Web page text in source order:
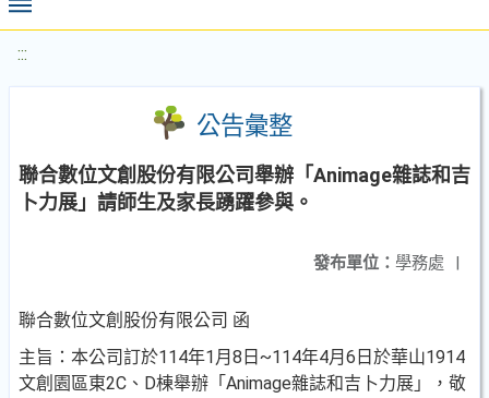
:::
公告彙整
聯合數位文創股份有限公司舉辦「Animage雜誌和吉
卜力展」請師生及家長踴躍參與。
發布單位： 學務處 |
聯合數位文創股份有限公司 函
主旨：本公司訂於114年1月8日~114年4月6日於華山1914
文創園區東2C、D棟舉辦「Animage雜誌和吉卜力展」，敬